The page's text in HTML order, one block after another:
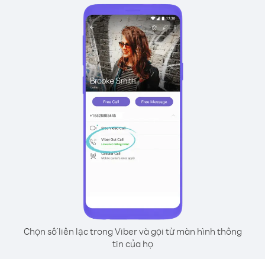
Chọn số liên lạc trong Viber và gọi từ màn hình thông
tin của họ